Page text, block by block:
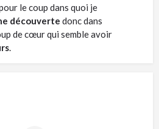
le coup dans quoi je
découverte donc dans
de cœur qui semble avoir